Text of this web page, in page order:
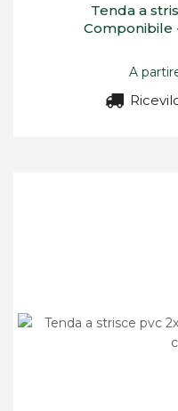
Tenda a
Componibile
A